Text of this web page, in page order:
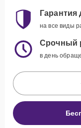
Гарантия
на все виды
Срочный
в день